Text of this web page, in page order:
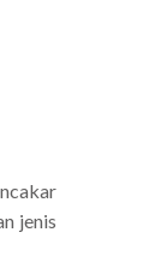
jenis